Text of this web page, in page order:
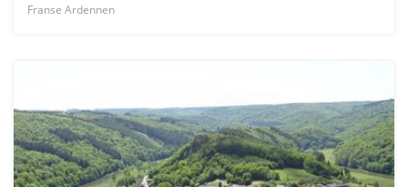
Franse Ardennen